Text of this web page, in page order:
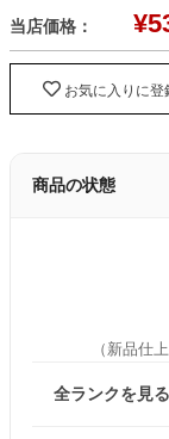
当店価格： ¥
お気に入りに登
商品の状態
（新品仕
全ランクを見る